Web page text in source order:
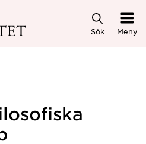
Sök Meny